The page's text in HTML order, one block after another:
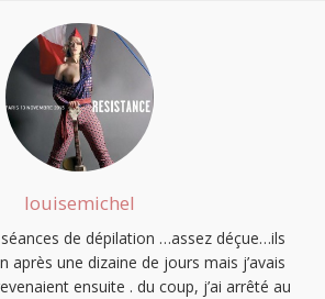
louisemichel
de dépilation …assez déçue…ils
après une dizaine de jours mais j’avais
ensuite . du coup, j’ai arrêté au